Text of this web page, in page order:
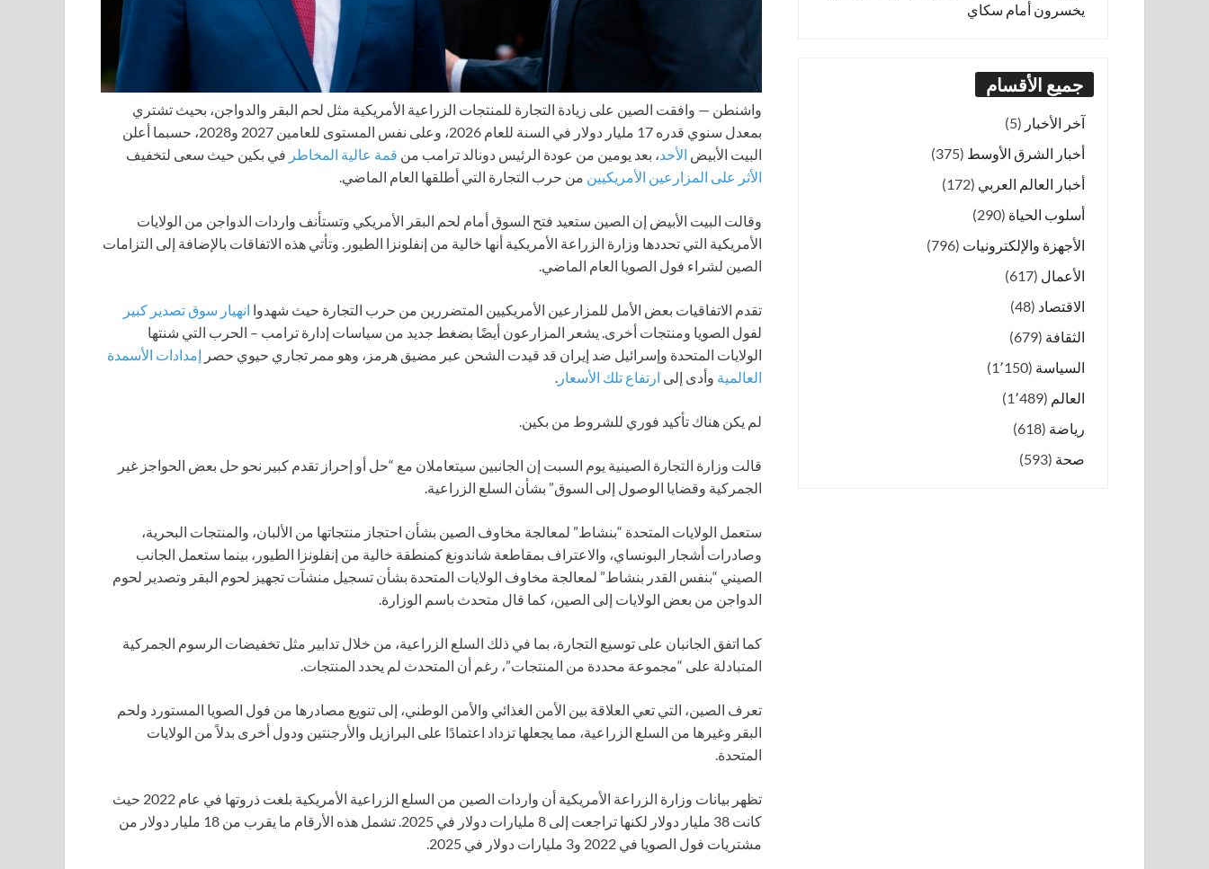
واشنطن — وافقت الصين على زيادة التجارة للمنتجات الزراعية الأمريكية مثل لحم البقر والدواجن، بحيث تشتري
بمعدل سنوي قدره 17 مليار دولار في السنة للعام 2026، وعلى نفس المستوى للعامين 2027 و2028، حسبما أعلن
البيت الأبيض الأحد، بعد يومين من عودة الرئيس دونالد ترامب من قمة عالية المخاطر في بكين حيث سعى لتخفيف
الأثر على المزارعين الأمريكيين من حرب التجارة التي أطلقها العام الماضي.
وقالت البيت الأبيض إن الصين ستعيد فتح السوق أمام لحم البقر الأمريكي وتستأنف واردات الدواجن من الولايات
الأمريكية التي تحددها وزارة الزراعة الأمريكية أنها خالية من إنفلونزا الطيور. وتأتي هذه الاتفاقات بالإضافة إلى التزامات
الصين لشراء فول الصويا العام الماضي.
تقدم الاتفاقيات بعض الأمل للمزارعين الأمريكيين المتضررين من حرب التجارة حيث شهدوا انهيار سوق تصدير كبير
لفول الصويا ومنتجات أخرى. يشعر المزارعون أيضًا بضغط جديد من سياسات إدارة ترامب – الحرب التي شنتها
الولايات المتحدة وإسرائيل ضد إيران قد قيدت الشحن عبر مضيق هرمز، وهو ممر تجاري حيوي حصر إمدادات الأسمدة
العالمية وأدى إلى ارتفاع تلك الأسعار .
لم يكن هناك تأكيد فوري للشروط من بكين.
قالت وزارة التجارة الصينية يوم السبت إن الجانبين سيتعاملان مع “حل أو إحراز تقدم كبير نحو حل بعض الحواجز غير
الجمركية وقضايا الوصول إلى السوق” بشأن السلع الزراعية.
ستعمل الولايات المتحدة “بنشاط” لمعالجة مخاوف الصين بشأن احتجاز منتجاتها من الألبان، والمنتجات البحرية،
وصادرات أشجار البونساي، والاعتراف بمقاطعة شاندونغ كمنطقة خالية من إنفلونزا الطيور، بينما ستعمل الجانب
الصيني “بنفس القدر بنشاط” لمعالجة مخاوف الولايات المتحدة بشأن تسجيل منشآت تجهيز لحوم البقر وتصدير لحوم
الدواجن من بعض الولايات إلى الصين، كما قال متحدث باسم الوزارة.
كما اتفق الجانبان على توسيع التجارة، بما في ذلك السلع الزراعية، من خلال تدابير مثل تخفيضات الرسوم الجمركية
المتبادلة على “مجموعة محددة من المنتجات”، رغم أن المتحدث لم يحدد المنتجات.
تعرف الصين، التي تعي العلاقة بين الأمن الغذائي والأمن الوطني، إلى تنويع مصادرها من فول الصويا المستورد ولحم
البقر وغيرها من السلع الزراعية، مما يجعلها تزداد اعتمادًا على البرازيل والأرجنتين ودول أخرى بدلاً من الولايات
المتحدة.
تظهر بيانات وزارة الزراعة الأمريكية أن واردات الصين من السلع الزراعية الأمريكية بلغت ذروتها في عام 2022 حيث
كانت 38 مليار دولار لكنها تراجعت إلى 8 مليارات دولار في 2025. تشمل هذه الأرقام ما يقرب من 18 مليار دولار من
مشتريات فول الصويا في 2022 و3 مليارات دولار في 2025.
يخسرون أمام سكاي
جميع الأقسام
آخر الأخبار (5)
أخبار الشرق الأوسط (375)
أخبار العالم العربي (172)
أسلوب الحياة (290)
الأجهزة والإلكترونيات (796)
الأعمال (617)
الاقتصاد (48)
الثقافة (679)
السياسة (1٬150)
العالم (1٬489)
رياضة (618)
صحة (593)